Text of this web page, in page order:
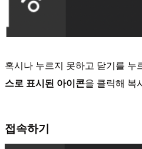
혹시나 누르지 못하고 닫기를 누
스로 표시된 아이콘을 클릭해 복
접속하기